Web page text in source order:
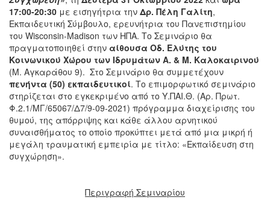
ΠΟΛΙΤΙΣΜΟΣ
ΑΝΘΕΚΤΙΚΗ
ΠΟΛΗ
17:00-20:30 με εισηγήτρια την Δρ. Πέλη Γαλίτη,
Εκπαιδευτική Σύμβουλο, ερευνήτρια του Πανεπιστημίου
του Wisconsin-Madison των ΗΠΑ. Το Σεμινάριο θα
πραγματοποιηθεί στην αίθουσα Οδ. Ελύτης του
Κοινωνικού Χώρου των Ιδρυμάτων Α. & Μ. Καλοκαιρινού
(Μ. Αγκαράθου 9). Στο Σεμινάριο θα συμμετέχουν
πενήντα (50) εκπαιδευτικοί. Το επιμορφωτικό σεμινάριο
στηρίζεται στο εγκεκριμένο από το Υ.ΠΑΙ.Θ. (Αρ. Πρωτ.
Φ.2.1/ΜΓ/65067/Δ7/9-09-2021) πρόγραμμα διαχείρισης του
θυμού, της απόρριψης και κάθε άλλου αρνητικού
συναισθήματος το οποίο προκύπτει μετά από μια μικρή ή
μεγάλη τραυματική εμπειρία με τίτλο: «Εκπαίδευση στη
συγχώρηση».
Περιγραφή Σεμιναρίου